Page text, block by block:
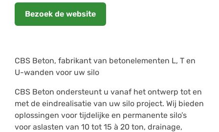
Bezoek de website
CBS Beton, fabrikant van betonelementen L, T en
U-wanden voor uw silo
CBS Beton ondersteunt u vanaf het ontwerp tot en
met de eindrealisatie van uw silo project. Wij bieden
oplossingen voor tijdelijke en permanente silo’s
voor aslasten van 10 tot 15 à 20 ton, drainage,